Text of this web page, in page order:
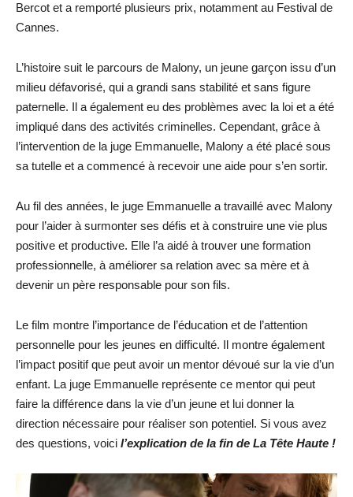
Bercot et a remporté plusieurs prix, notamment au Festival de
Cannes.
L’histoire suit le parcours de Malony, un jeune garçon issu d’un
milieu défavorisé, qui a grandi sans stabilité et sans figure
paternelle. Il a également eu des problèmes avec la loi et a été
impliqué dans des activités criminelles. Cependant, grâce à
l’intervention de la juge Emmanuelle, Malony a été placé sous
sa tutelle et a commencé à recevoir une aide pour s’en sortir.
Au fil des années, le juge Emmanuelle a travaillé avec Malony
pour l’aider à surmonter ses défis et à construire une vie plus
positive et productive. Elle l’a aidé à trouver une formation
professionnelle, à améliorer sa relation avec sa mère et à
devenir un père responsable pour son fils.
Le film montre l’importance de l’éducation et de l’attention
personnelle pour les jeunes en difficulté. Il montre également
l’impact positif que peut avoir un mentor dévoué sur la vie d’un
enfant. La juge Emmanuelle représente ce mentor qui peut
faire la différence dans la vie d’un jeune et lui donner la
direction nécessaire pour réaliser son potentiel. Si vous avez
des questions, voici l’explication de la fin de La Tête Haute !